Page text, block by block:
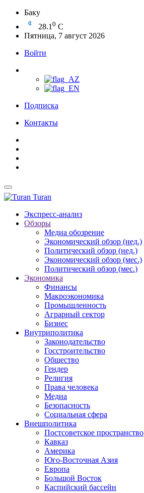
Баку
28.1 0 C
Пятница, 7 август 2026
Войти
Подписка
Контакты
Turan
Экспресс-анализ
Обзоры
Медиа обозрение
Экономический обзор (нед.)
Политический обзор (нед.)
Экономический обзор (мес.)
Политический обзор (мес.)
Экономика
Финансы
Макроэкономика
Промышленность
Аграрный сектор
Бизнес
Внутриполитика
Законодательство
Госстроительство
Общество
Гендер
Религия
Права человека
Медиа
Безопасность
Социальная сфера
Внешполитика
Постсоветское пространство
Кавказ
Америка
Юго-Восточная Азия
Европа
Большой Восток
Каспийский бассейн